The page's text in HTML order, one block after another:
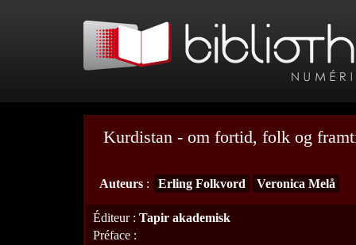
Kurdistan - om fortid, folk og
Auteurs : Erling Folkvord Veronica Melå
Éditeur: Tapir akademisk
Préface :